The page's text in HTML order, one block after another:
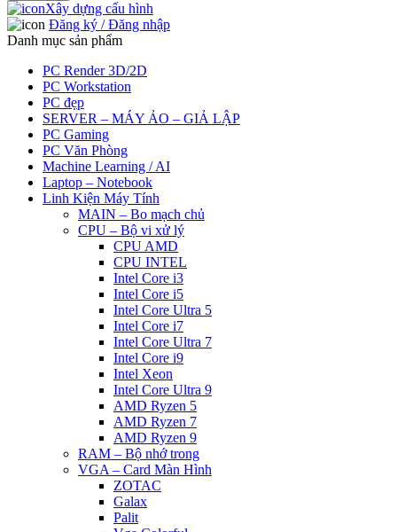
Xây dựng cấu hình
Đăng ký / Đăng nhập
Danh mục sản phẩm
PC Render 3D/2D
PC Workstation
PC đẹp
SERVER – MÁY ẢO – GIẢ LẬP
PC Gaming
PC Văn Phòng
Machine Learning / AI
Laptop – Notebook
Linh Kiện Máy Tính
MAIN – Bo mạch chủ
CPU – Bộ vi xử lý
CPU AMD
CPU INTEL
Intel Core i3
Intel Core i5
Intel Core Ultra 5
Intel Core i7
Intel Core Ultra 7
Intel Core i9
Intel Xeon
Intel Core Ultra 9
AMD Ryzen 5
AMD Ryzen 7
AMD Ryzen 9
RAM – Bộ nhớ trong
VGA – Card Màn Hình
ZOTAC
Galax
Palit